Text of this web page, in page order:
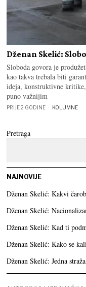
Dženan Skelić:
Sloboda govora je
kao takva trebala biti
ideja, konstruktivne
puno važnijim
PRIJE 2 GODINE KOLUMNE
Pretraga
NAJNOVIJE
Dženan Skelić: Kakvi
Dženan Skelić:
Dženan Skelić: Kad ti
Dženan Skelić: Kako se
Dženan Skelić: Jedna